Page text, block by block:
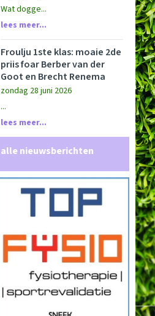
Wat dogge...
lees meer...
Froulju 1ste klas: moaie 2de
priis foar Berber van der
Goot en Brecht Renema
zondag 28 juni 2026
...
lees meer...
alle nieuwsberichten